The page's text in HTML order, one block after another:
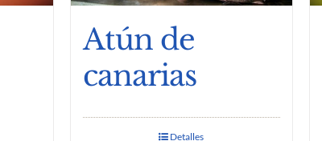
Atún de
canarias
Detalles